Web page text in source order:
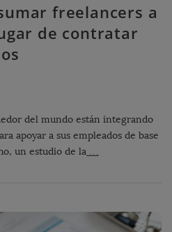
freelancers a
de contratar
del mundo están integrando
apoyar a sus empleados de base
un estudio de la …